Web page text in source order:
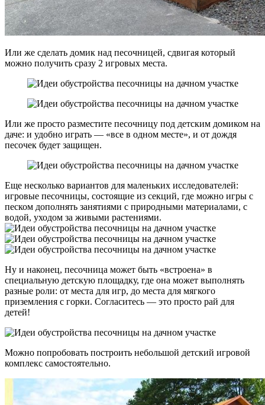
Или же сделать домик над песочницей, сдвигая который
можно получить сразу 2 игровых места.
Или же просто разместите песочницу под детским домиком на
даче: и удобно играть — «все в одном месте», и от дождя
песочек будет защищен.
Еще несколько вариантов для маленьких исследователей:
игровые песочницы, состоящие из секций, где можно игры с
песком дополнять занятиями с природными материалами, с
водой, уходом за живыми растениями.
Ну и наконец, песочница может быть «встроена» в
специальную детскую площадку, где она может выполнять
разные роли: от места для игр, до места для мягкого
приземления с горки. Согласитесь — это просто рай для
детей!
Можно попробовать построить небольшой детский игровой
комплекс самостоятельно.